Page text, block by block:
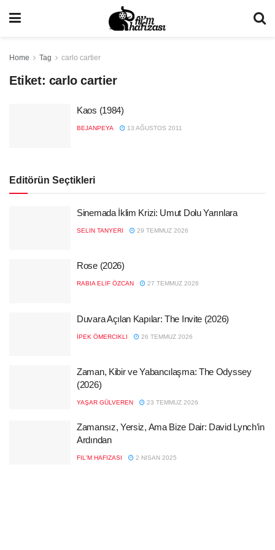
Home Tag carlo cartier
Etiket: carlo cartier
Kaos (1984)
BEJANPEYA 13 AĞUSTOS 2011
Editörün Seçtikleri
Sinemada İklim Krizi: Umut Dolu Yarınlara
SELIN TANYERI 29 TEMMUZ 2026
Rose (2026)
RABIA ELIF ÖZCAN 27 TEMMUZ 2026
Duvara Açılan Kapılar: The Invite (2026)
İPEK ÖMERCIKLI 26 TEMMUZ 2026
Zaman, Kibir ve Yabancılaşma: The Odyssey
(2026)
YAŞAR GÜLVEREN 23 TEMMUZ 2026
Zamansız, Yersiz, Ama Bize Dair: David Lynch’in
Ardından
FIL'M HAFIZASI 2 NISAN 2025